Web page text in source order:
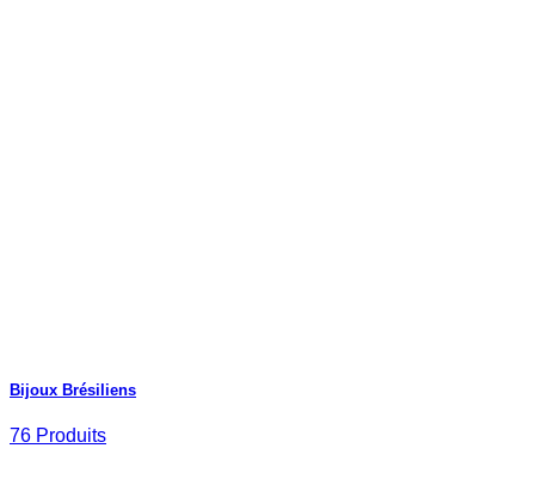
Bijoux Brésiliens
76 Produits